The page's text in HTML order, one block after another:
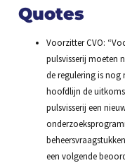
Quotes
Voorzitter CVO:
pulsvisserij moeten
de regulering is nog
hoofdlijn de
pulsvisserij een
een volgende